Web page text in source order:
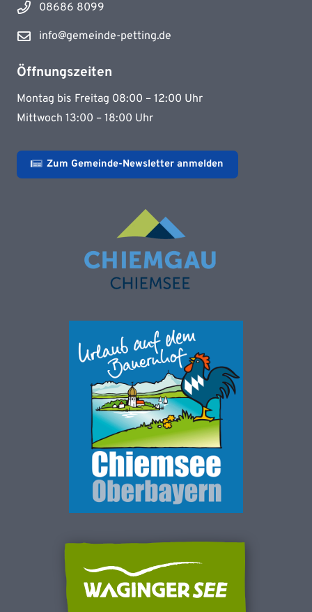
08686 8099
info@gemeinde-petting.de
Öffnungszeiten
Montag bis Freitag 08:00 – 12:00 Uhr
Mittwoch 13:00 – 18:00 Uhr
Zum Gemeinde-Newsletter anmelden